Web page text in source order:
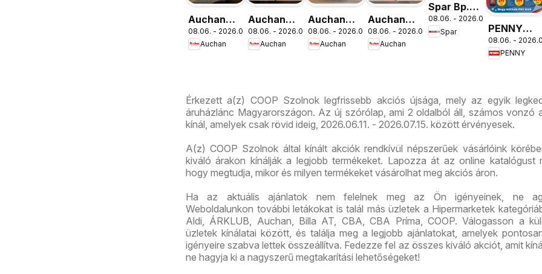
Auchan
Iskolakezdés
ajánlatok
08.06. - 2026.08.19.
Auchan
Auchan
Pékség
ajánlataink
08.06. - 2026.08.12.
Auchan
Auchan
Mennyiségi
kedvezmény
08.06. - 2026.08.19.
Auchan
Auchan
Szupermarket
akciós
08.06. - 2026.08.12.
Auchan
Spar Bp.
XIII.
Országbíró
08.06. - 2026.08.12.
Spar
PENNY
aktuális
akciós
08.06. -
PENNY
Érkezett a(z) COOP Szolnok legfrissebb akciós újsága, mely az egyik
áruházlánc Magyarországon. Az új szórólap, ami 2 oldalból áll, számos vonzó
kínál, amelyek csak rövid ideig, 2026.06.11. - 2026.07.15. között érvényesek.
A(z) COOP Szolnok által kínált akciók rendkívül népszerűek vásárlóink
kiváló árakon kínálják a legjobb termékeket. Lapozza át az online katalógust
hogy megtudja, mikor és milyen termékeket vásárolhat meg akciós áron.
Ha az aktuális ajánlatok nem felelnek meg az Ön igényeinek, ne
Weboldalunkon további letákokat is talál más üzletek a Hipermarketek
Aldi, ÁRKLUB, Auchan, Billa AT, CBA, CBA Príma, COOP. Válogasson a
üzletek kínálatai között, és találja meg a legjobb ajánlatokat, amelyek
igényeire szabva lettek összeállítva. Fedezze fel az összes kiváló akciót, amit
ne hagyja ki a nagyszerű megtakarítási lehetőségeket!